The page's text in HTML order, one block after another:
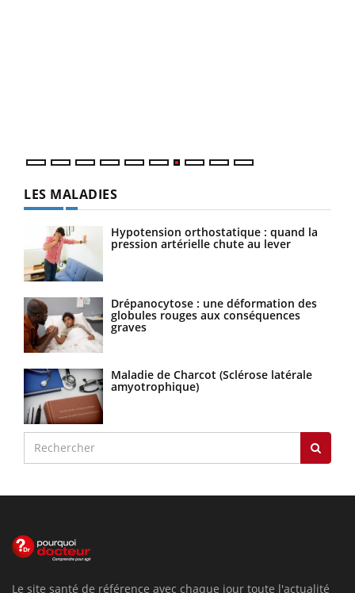
LES MALADIES
Hypotension orthostatique : quand la
pression artérielle chute au lever
Drépanocytose : une déformation des
globules rouges aux conséquences
graves
Maladie de Charcot (Sclérose latérale
amyotrophique)
Le site santé de référence avec chaque jour toute l'actualité